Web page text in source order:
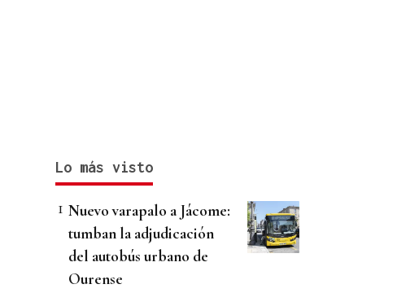
Lo más visto
Nuevo varapalo a Jácome:
tumban la adjudicación
del autobús urbano de
Ourense